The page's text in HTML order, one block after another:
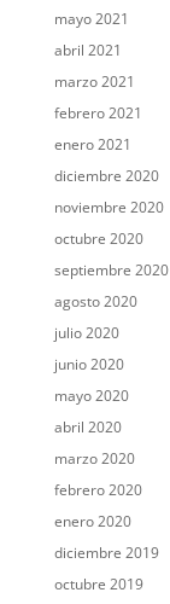
mayo 2021
abril 2021
marzo 2021
febrero 2021
enero 2021
diciembre 2020
noviembre 2020
octubre 2020
septiembre 2020
agosto 2020
julio 2020
junio 2020
mayo 2020
abril 2020
marzo 2020
febrero 2020
enero 2020
diciembre 2019
octubre 2019